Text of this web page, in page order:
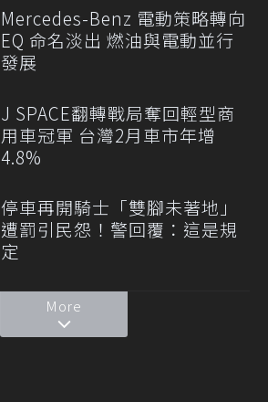
Mercedes-Benz 電動策略轉向
EQ 命名淡出 燃油與電動並行
發展
J SPACE翻轉戰局奪回輕型商
用車冠軍 台灣2月車市年增
4.8%
停車再開騎士「雙腳未著地」
遭罰引民怨！警回覆：這是規
定
More